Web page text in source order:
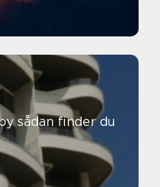
du